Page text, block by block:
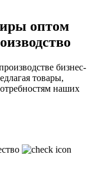
оптом
бизнес-
товары,
наших